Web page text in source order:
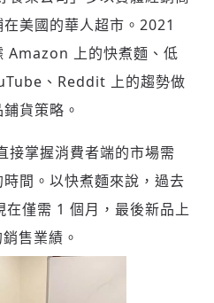
美國的華人超市。2021
Amazon 上的快煮麵、低
、Reddit 上的趨勢做
貨策略。
接掌握消費者端的市場需
間。以快煮麵來說，過去
僅需 1 個月，最後新品上
售業績。